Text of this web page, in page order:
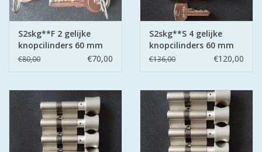
S2skg**F 2 gelijke
knopcilinders 60 mm
30-30
€80,00 €70,00
S2skg**S 4 gelijke
knopcilinders 60 mm
30-30
€136,00 €120,00